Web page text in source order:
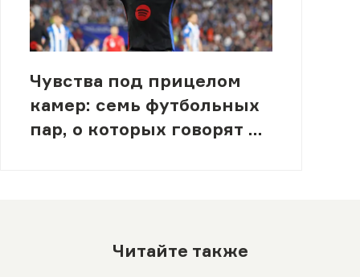
Чувства под прицелом
камер: семь футбольных
пар, о которых говорят на
Читайте также